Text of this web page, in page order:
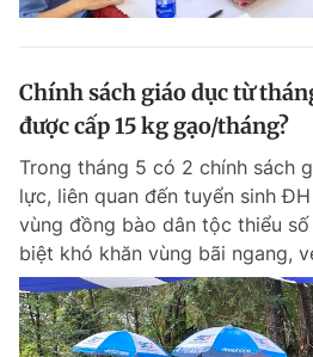
Chính sách giáo dục từ
được cấp 15 kg gạo/tháng?
Trong tháng 5 có 2 chính sách
lực, liên quan đến tuyển sinh
vùng đồng bào dân tộc thiểu
biệt khó khăn vùng bãi ngang,